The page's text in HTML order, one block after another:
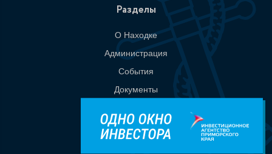
Разделы
О Находке
Администрация
События
Документы
Приемная